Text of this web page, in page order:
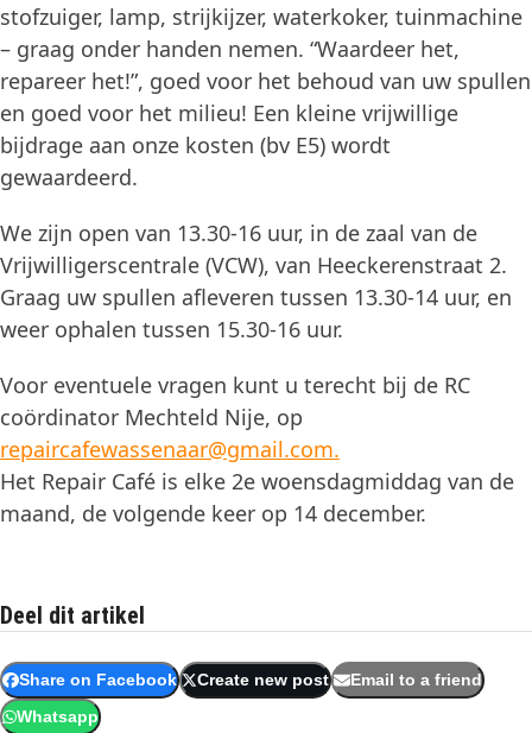
stofzuiger, lamp, strijkijzer, waterkoker, tuinmachine
– graag onder handen nemen. “Waardeer het,
repareer het!”, goed voor het behoud van uw spullen
en goed voor het milieu! Een kleine vrijwillige
bijdrage aan onze kosten (bv E5) wordt
gewaardeerd.
We zijn open van 13.30-16 uur, in de zaal van de
Vrijwilligerscentrale (VCW), van Heeckerenstraat 2.
Graag uw spullen afleveren tussen 13.30-14 uur, en
weer ophalen tussen 15.30-16 uur.
Voor eventuele vragen kunt u terecht bij de RC
coördinator Mechteld Nije, op
repaircafewassenaar@gmail.com.
Het Repair Café is elke 2e woensdagmiddag van de
maand, de volgende keer op 14 december.
Deel dit artikel
Share on Facebook Create new post Email to a friend
Whatsapp